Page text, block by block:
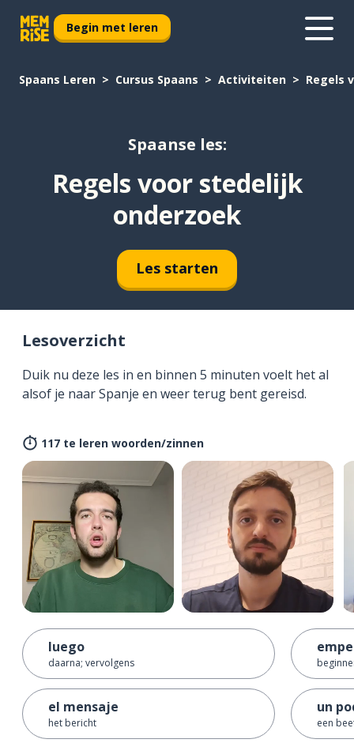
Begin met leren
Spaans Leren Cursus Spaans Activiteiten Regels
Spaanse les:
Regels voor stedelijk
onderzoek
Les starten
Lesoverzicht
Duik nu deze les in en binnen 5 minuten voelt het al
alsof je naar Spanje en weer terug bent gereisd.
117 te leren woorden/zinnen
luego
daarna; vervolgens
el mensaje
het bericht
un
een